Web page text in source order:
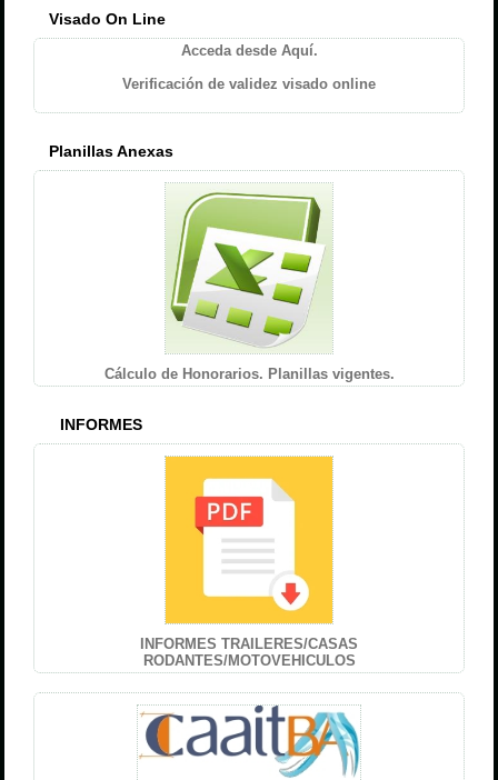
Visado On Line
Acceda desde Aquí.
Verificación de validez visado online
Planillas Anexas
Cálculo de Honorarios. Planillas vigentes.
INFORMES
INFORMES TRAILERES/CASAS
RODANTES/MOTOVEHICULOS